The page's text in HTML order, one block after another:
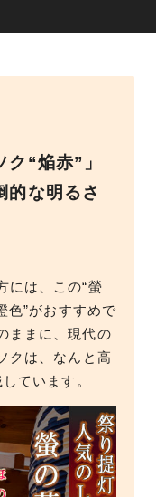
ク“焔赤”」
的な明るさ
には、この“螢
色”がおすすめで
ままに、現代の
クは、なんと高
ています。